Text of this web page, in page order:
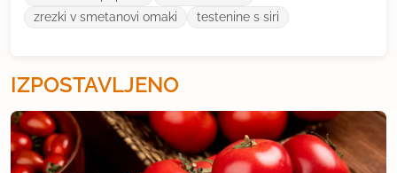
zrezki v smetanovi omaki
testenine s siri
IZPOSTAVLJENO